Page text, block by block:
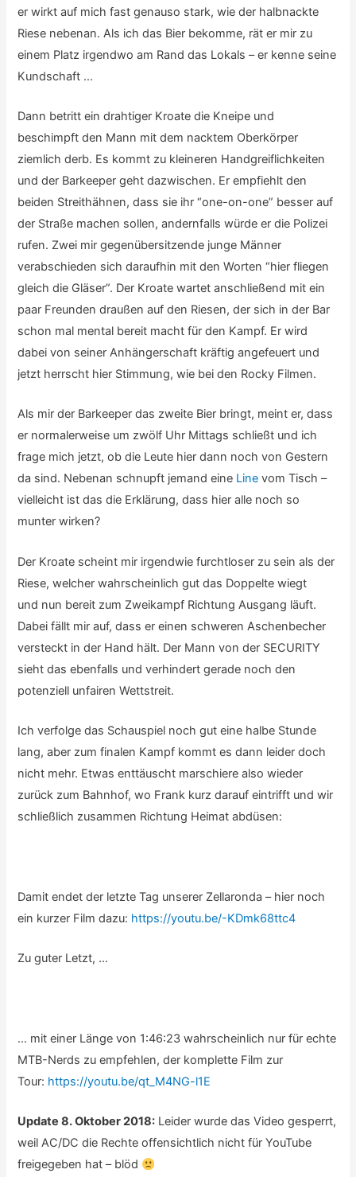
er wirkt auf mich fast genauso stark, wie der halbnackte
Riese nebenan. Als ich das Bier bekomme, rät er mir zu
einem Platz irgendwo am Rand das Lokals – er kenne seine
Kundschaft …
Dann betritt ein drahtiger Kroate die Kneipe und
beschimpft den Mann mit dem nacktem Oberkörper
ziemlich derb. Es kommt zu kleineren Handgreiflichkeiten
und der Barkeeper geht dazwischen. Er empfiehlt den
beiden Streithähnen, dass sie ihr “one-on-one” besser auf
der Straße machen sollen, andernfalls würde er die Polizei
rufen. Zwei mir gegenübersitzende junge Männer
verabschieden sich daraufhin mit den Worten “hier fliegen
gleich die Gläser”. Der Kroate wartet anschließend mit ein
paar Freunden draußen auf den Riesen, der sich in der Bar
schon mal mental bereit macht für den Kampf. Er wird
dabei von seiner Anhängerschaft kräftig angefeuert und
jetzt herrscht hier Stimmung, wie bei den Rocky Filmen.
Als mir der Barkeeper das zweite Bier bringt, meint er, dass
er normalerweise um zwölf Uhr Mittags schließt und ich
frage mich jetzt, ob die Leute hier dann noch von Gestern
da sind. Nebenan schnupft jemand eine Line vom Tisch –
vielleicht ist das die Erklärung, dass hier alle noch so
munter wirken?
Der Kroate scheint mir irgendwie furchtloser zu sein als der
Riese, welcher wahrscheinlich gut das Doppelte wiegt
und nun bereit zum Zweikampf Richtung Ausgang läuft.
Dabei fällt mir auf, dass er einen schweren Aschenbecher
versteckt in der Hand hält. Der Mann von der SECURITY
sieht das ebenfalls und verhindert gerade noch den
potenziell unfairen Wettstreit.
Ich verfolge das Schauspiel noch gut eine halbe Stunde
lang, aber zum finalen Kampf kommt es dann leider doch
nicht mehr. Etwas enttäuscht marschiere also wieder
zurück zum Bahnhof, wo Frank kurz darauf eintrifft und wir
schließlich zusammen Richtung Heimat abdüsen:
Damit endet der letzte Tag unserer Zellaronda – hier noch
ein kurzer Film dazu: https://youtu.be/-KDmk68ttc4
Zu guter Letzt, …
… mit einer Länge von 1:46:23 wahrscheinlich nur für echte
MTB-Nerds zu empfehlen, der komplette Film zur
Tour: https://youtu.be/qt_M4NG-l1E
Update 8. Oktober 2018: Leider wurde das Video gesperrt,
weil AC/DC die Rechte offensichtlich nicht für YouTube
freigegeben hat – blöd